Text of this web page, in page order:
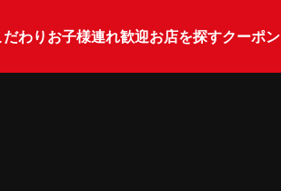
わりお子様連れ歓迎お店を探すクーポン